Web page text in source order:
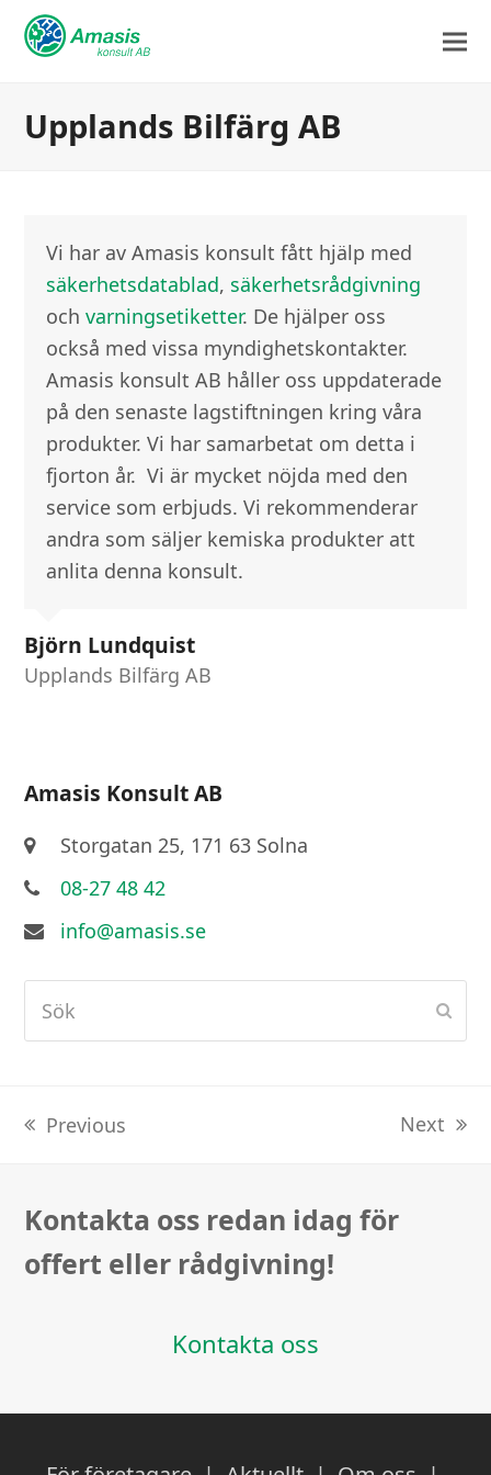
Upplands Bilfärg AB
Vi har av Amasis konsult fått hjälp med
säkerhetsdatablad, säkerhetsrådgivning
ochvarningsetiketter. De hjälper oss
också med vissa myndighetskontakter.
Amasis konsult AB håller oss uppdaterade
på den senaste lagstiftningen kring våra
produkter. Vi har samarbetat om detta i
fjorton år. Vi är mycket nöjda med den
service som erbjuds. Vi rekommenderar
andra som säljer kemiska produkter att
anlita denna konsult.
Björn Lundquist
Upplands Bilfärg AB
Amasis Konsult AB
Storgatan 25, 171 63 Solna
08-27 48 42
info@amasis.se
previous
Previous
next
Next
Kontakta oss redan idag för
offert eller rådgivning!
Kontakta oss